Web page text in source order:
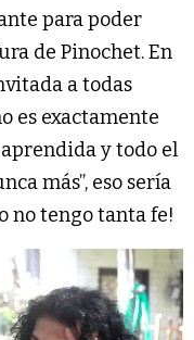
para poder
de Pinochet. En
a todas
es exactamente
y todo el
más”, eso sería
no tengo tanta fe!